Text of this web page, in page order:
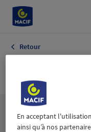
Retour
ELLE
Les
En acceptant
ainsi qu’à nos